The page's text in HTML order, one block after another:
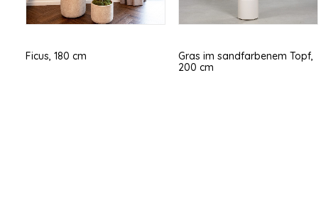
Ficus, 180 cm
Gras im sandfarbenem Topf,
200 cm